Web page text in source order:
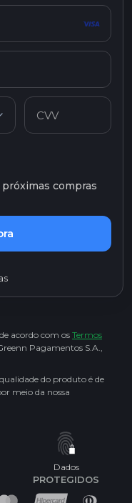
próximas compras
acordo com os Termos
Pagamentos S.A.,
do produto é de
meio da nossa
Dados
PROTEGIDOS